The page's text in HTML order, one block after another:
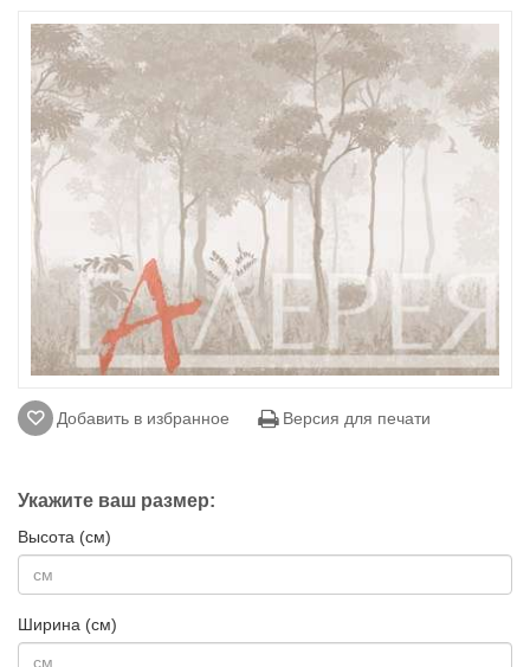
Добавить в избранное Версия для печати
Укажите ваш размер:
Высота (см)
Ширина (см)